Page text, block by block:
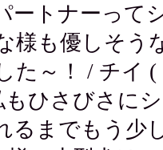
トナーって
様も優しそう
た～！ / チイ (
ひさびさにシ
るまでもう少